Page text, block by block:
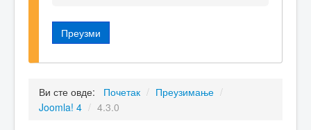
Преузми
Ви сте овде: Почетак / Преузимање /
Joomla! 4 / 4.3.0